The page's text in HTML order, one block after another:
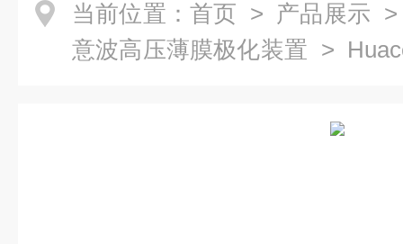
当前位置： 首页 > 产品展示
意波高压薄膜极化装置 >